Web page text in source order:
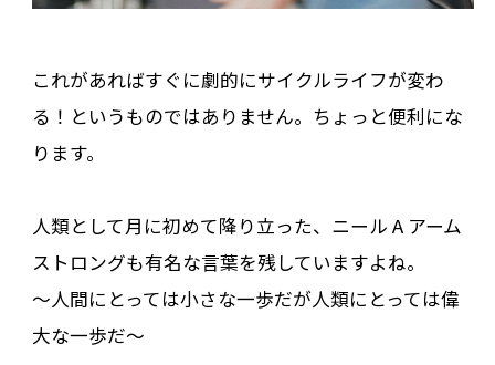
これがあればすぐに劇的にサイクルライフが変わ
る！というものではありません。ちょっと便利にな
ります。
人類として月に初めて降り立った、ニール A アーム
ストロングも有名な言葉を残していますよね。
〜人間にとっては小さな一歩だが人類にとっては偉
大な一歩だ〜